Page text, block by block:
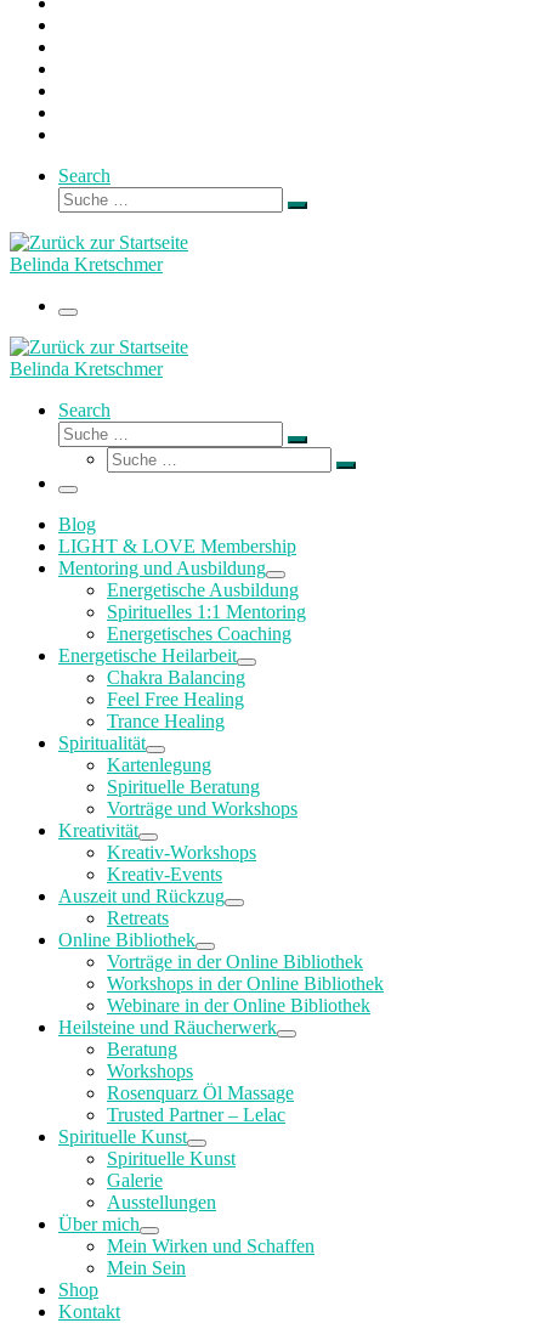
Search
Suche
Suche
Belinda Kretschmer
Menü
Belinda Kretschmer
Search
Suche
Suche
Suche
Suche
Menü
Blog
LIGHT & LOVE Membership
Mentoring und Ausbildung
Energetische Ausbildung
Spirituelles 1:1 Mentoring
Energetisches Coaching
Energetische Heilarbeit
Chakra Balancing
Feel Free Healing
Trance Healing
Spiritualität
Kartenlegung
Spirituelle Beratung
Vorträge und Workshops
Kreativität
Kreativ-Workshops
Kreativ-Events
Auszeit und Rückzug
Retreats
Online Bibliothek
Vorträge in der Online Bibliothek
Workshops in der Online Bibliothek
Webinare in der Online Bibliothek
Heilsteine und Räucherwerk
Beratung
Workshops
Rosenquarz Öl Massage
Trusted Partner – Lelac
Spirituelle Kunst
Spirituelle Kunst
Galerie
Ausstellungen
Über mich
Mein Wirken und Schaffen
Mein Sein
Shop
Kontakt